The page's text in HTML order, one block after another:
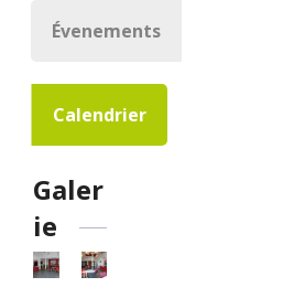
Évenements
Calendrier
Galer
ie